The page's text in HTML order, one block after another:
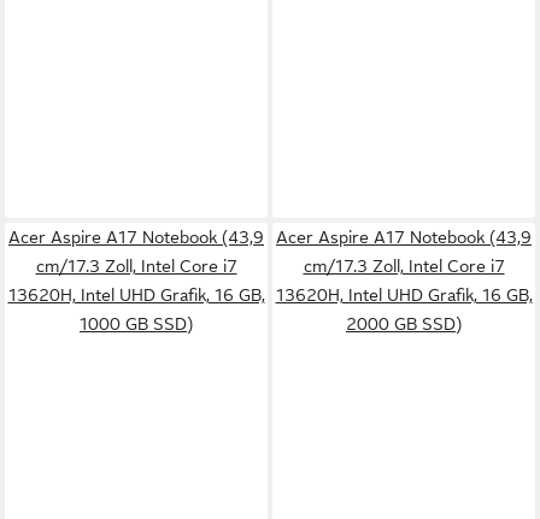
Acer Aspire A17 Notebook (43,9
cm/17.3 Zoll, Intel Core i7
13620H, Intel UHD Grafik, 16 GB,
1000 GB SSD)
Acer Aspire A17 Notebook (43,9
cm/17.3 Zoll, Intel Core i7
13620H, Intel UHD Grafik, 16 GB,
2000 GB SSD)